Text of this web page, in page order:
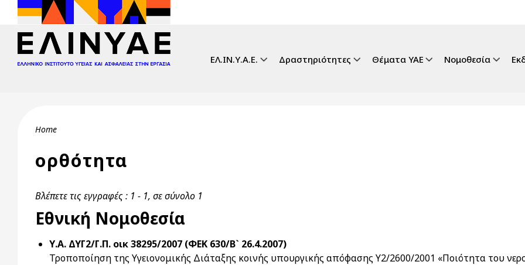
Skip to main content
ΕΛ.ΙΝ.Υ.Α.Ε. Δραστηριότητες Θέματα ΥΑΕ Νομοθεσία
Breadcrumb
Home
ορθότητα
Βλέπετε τις εγγραφές : 1 - 1, σε σύνολο 1
Εθνική Νομοθεσία
Υ.Α. ΔΥΓ2/Γ.Π. οικ 38295/2007 (ΦΕΚ 630/Β` 26.4.2007)
Τροποποίηση της Υγειονομικής Διάταξης κοινής υπουργικής απόφασης Υ2/2600/2001 «Ποιότητα του